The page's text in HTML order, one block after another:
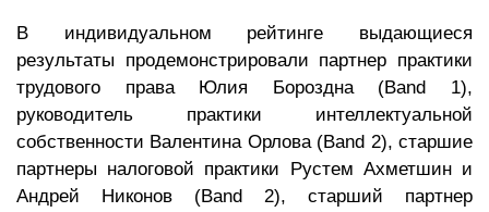
В индивидуальном рейтинге выдающиеся
результаты продемонстрировали партнер практики
трудового права Юлия Бороздна (Band 1),
руководитель практики интеллектуальной
собственности Валентина Орлова (Band 2), старшие
партнеры налоговой практики Рустем Ахметшин и
Андрей Никонов (Band 2), старший партнер